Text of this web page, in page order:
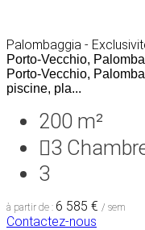
Palombaggia -
Porto-Vecchio,
Porto-Vecchio,
piscine, pla...
200 m²
3
3
à partir de : 6 585 € / sem
Contactez-nous